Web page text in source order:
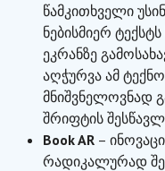
წამკითხველი
ნებისმიერ
ეკრანზე
აღჭურვა ამ
მნიშვნელოვნად
შრიფტის
Book AR –
რადიკალურად